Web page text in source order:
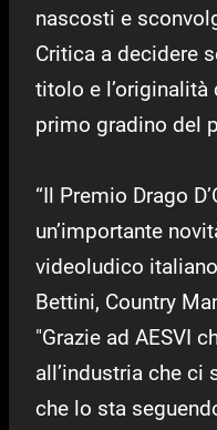
nascosti e
Critica a decidere
titolo e
primo gradino del
“Il Premio Drago
un’importante
videoludico
Bettini, Country
"Grazie ad AESVI
all’industria che ci
che lo sta